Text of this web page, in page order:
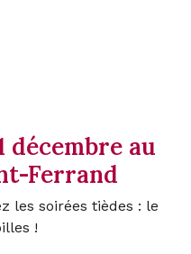
décembre au
Ferrand
les soirées tièdes : le
!